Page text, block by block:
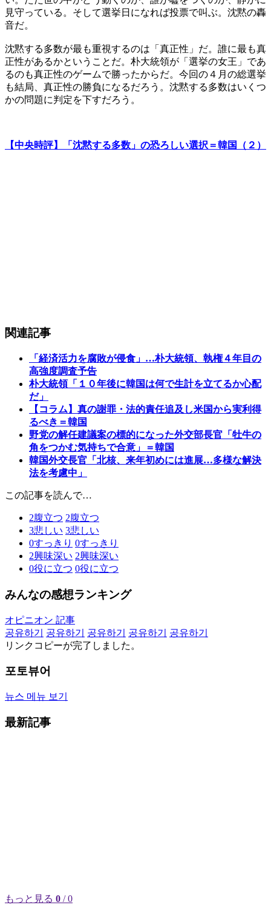
見守っている。そして選挙日になれば投票で叫ぶ。沈黙の轟
音だ。
沈黙する多数が最も重視するのは「真正性」だ。誰に最も真
正性があるかということだ。朴大統領が「選挙の女王」であ
るのも真正性のゲームで勝ったからだ。今回の４月の総選挙
も結局、真正性の勝負になるだろう。沈黙する多数はいくつ
かの問題に判定を下すだろう。
【中央時評】「沈黙する多数」の恐ろしい選択＝韓国（２）
関連記事
「経済活力を腐敗が侵食」…朴大統領、執権４年目の
高強度調査予告
朴大統領「１０年後に韓国は何で生計を立てるか心配
だ」
【コラム】真の謝罪・法的責任追及し米国から実利得
るべき＝韓国
野党の解任建議案の標的になった外交部長官「牡牛の
角をつかむ気持ちで合意」＝韓国
韓国外交長官「北核、来年初めには進展…多様な解決
法を考慮中」
この記事を読んで…
2腹立つ 2腹立つ
3悲しい 3悲しい
0すっきり 0すっきり
2興味深い 2興味深い
0役に立つ 0役に立つ
みんなの感想ランキング
オピニオン 記事
공유하기
공유하기 공유하기 공유하기
공유하기
リンクコピーが完了しました。
포토뷰어
뉴스 메뉴 보기
最新記事
もっと見る 0 / 0